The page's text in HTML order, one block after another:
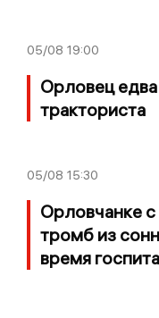
05/08 19:00
Орловец
тракториста
05/08 15:30
Орловчанке
тромб из
время